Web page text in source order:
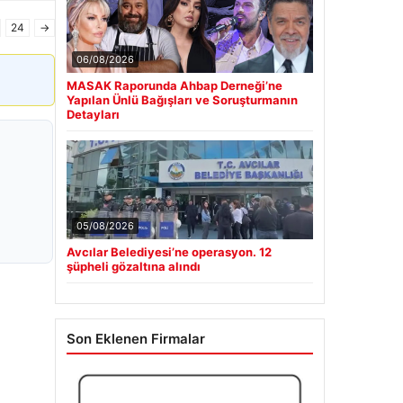
24 →
06/08/2026
MASAK Raporunda Ahbap Derneği’ne
Yapılan Ünlü Bağışları ve Soruşturmanın
Detayları
05/08/2026
Avcılar Belediyesi’ne operasyon. 12
şüpheli gözaltına alındı
Son Eklenen Firmalar